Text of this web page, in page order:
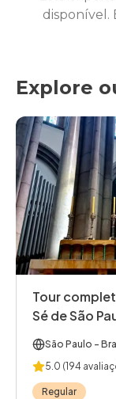
disponível.
Explore
Tour
Sé de São
São Paulo -
5.0 (194
Regular